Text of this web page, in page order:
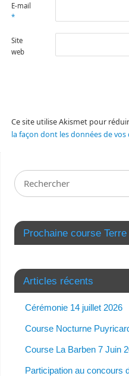
E-mail
*
Site
web
Ce site utilise Akismet pour
la façon dont les données de
Prochaine course
Articles récents
Cérémonie 14 juillet 2026
Course Nocturne
Course La Barben 7 Juin
Participation au concours